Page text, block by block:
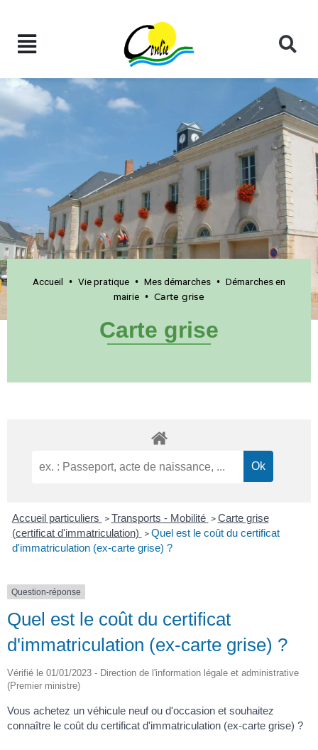
Accueil • Vie pratique • Mes démarches • Démarches en
mairie • Carte grise
Carte grise
Accueil particuliers > Transports - Mobilité > Carte grise
(certificat d'immatriculation) > Quel est le coût du certificat
d'immatriculation (ex-carte grise) ?
Question-réponse
Quel est le coût du certificat
d'immatriculation (ex-carte grise) ?
Vérifié le 01/01/2023 - Direction de l'information légale et administrative
(Premier ministre)
Vous achetez un véhicule neuf ou d'occasion et souhaitez
connaître le coût du certificat d'immatriculation (ex-carte grise) ?